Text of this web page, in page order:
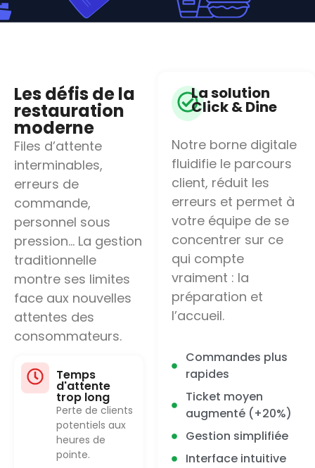
Les défis de la
restauration
moderne
Files d’attente
interminables,
erreurs de
commande,
personnel sous
pression… La gestion
traditionnelle
montre ses limites
face aux nouvelles
attentes des
consommateurs.
Temps
d'attente
trop long
Perte de clients
potentiels aux
heures de
pointe.
La solution
Click & Dine
Notre borne digitale
fluidifie le parcours
client, réduit les
erreurs et permet à
votre équipe de se
concentrer sur ce
qui compte
vraiment : la
préparation et
l’accueil.
Commandes plus
rapides
Ticket moyen
augmenté (+20%)
Gestion simplifiée
Interface intuitive